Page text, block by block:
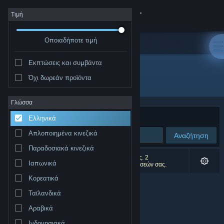
Σύνδεση
Κατάστημα
Σχετικά
Υποστήριξη
Αλλαγή γλώσσας
Προβολή ιστοσελίδας για υπολογιστές
Τιμή
Οποιαδήποτε τιμή
Εκπτώσεις και συμβάντα
Όχι δωρεάν προϊόντα
Γλώσσα
Ελληνικά
Απλοποιημένα κινεζικά
Παραδοσιακά κινεζικά
Ιαπωνικά
Κορεατικά
Ταϊλανδικά
Αραβικά
Δημιουργός: Ran
Ταξινόμηση ανά
Αναζήτηση
0 αποτελέσματα ταιριάζουν με την αναζήτησή σας. 2
αποτελέσματα αποκλείστηκαν βάσει των προτιμήσεών σας.